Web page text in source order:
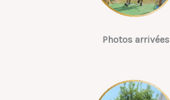
Photos arrivées